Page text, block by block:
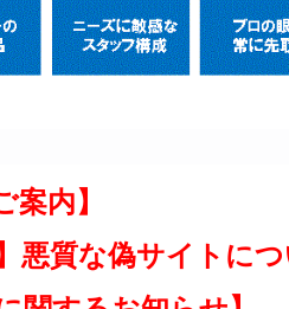
案内】
悪質な偽サイトに